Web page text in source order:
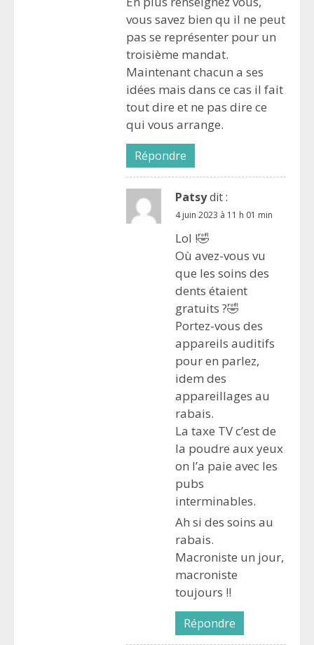
vous savez bien qu il ne peut
pas se représenter pour un
troisième mandat.
Maintenant chacun a ses
idées mais dans ce cas il fait
tout dire et ne pas dire ce
qui vous arrange.
Répondre
Patsydit :
4 juin 2023 à 11 h 01 min
Lol !🤣
Où avez-vous vu
que les soins des
dents étaient
gratuits ?🤣
Portez-vous des
appareils auditifs
pour en parlez,
idem des
appareillages au
rabais.
La taxe TV c’est de
la poudre aux yeux
on l’a paie avec les
pubs
interminables.
Ah si des soins au
rabais.
Macroniste un jour,
macroniste
toujours ‼️
Répondre